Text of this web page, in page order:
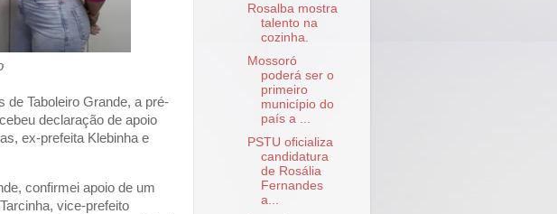
de Taboleiro Grande, a pré-
declaração de apoio
ex-prefeita Klebinha e
confirmei apoio de um
vice-prefeito
Rosalba mostra
talento na
cozinha.
Mossoró
poderá ser o
primeiro
município do
país a ...
PSTU oficializa
candidatura
de Rosália
Fernandes
a...